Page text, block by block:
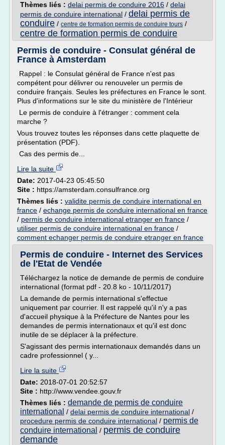
Thèmes liés : delai permis de conduire 2016 / delai
permis de conduire international / delai permis de
conduire / centre de formation permis de conduire tours /
centre de formation permis de conduire
Permis de conduire - Consulat général de
France à Amsterdam
Rappel : le Consulat général de France n'est pas
compétent pour délivrer ou renouveler un permis de
conduire français. Seules les préfectures en France le sont.
Plus d'informations sur le site du ministère de l'Intérieur
Le permis de conduire à l'étranger : comment cela
marche ?
Vous trouvez toutes les réponses dans cette plaquette de
présentation (PDF).
Cas des permis de...
Lire la suite
Date: 2017-04-23 05:45:50
Site : https://amsterdam.consulfrance.org
Thèmes liés : validite permis de conduire international en
france / echange permis de conduire international en france
/ permis de conduire international etranger en france /
utiliser permis de conduire international en france /
comment echanger permis de conduire etranger en france
Permis de conduire - Internet des Services
de l'Etat de Vendée
Téléchargez la notice de demande de permis de conduire
international (format pdf - 20.8 ko - 10/11/2017)
La demande de permis international s'effectue
uniquement par courrier. Il est rappelé qu'il n'y a pas
d'accueil physique à la Préfecture de Nantes pour les
demandes de permis internationaux et qu'il est donc
inutile de se déplacer à la préfecture.
S'agissant des permis internationaux demandés dans un
cadre professionnel ( y...
Lire la suite
Date: 2018-07-01 20:52:57
Site : http://www.vendee.gouv.fr
Thèmes liés : demande de permis de conduire
international / delai permis de conduire international /
procedure permis de conduire international / permis de
conduire international / permis de conduire
demande